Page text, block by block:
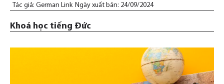
Tác giả: German Link Ngày xuất bản: 24/09/2024
Khoá học tiếng Đức